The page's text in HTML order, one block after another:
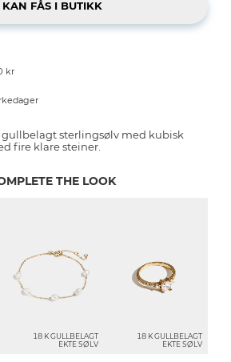
kr
sterlingsølv med kubisk
fire klare steiner.
THE LOOK
18 K GULLBELAGT
EKTE SØLV
18 K GULLBELAGT
EKTE SØLV